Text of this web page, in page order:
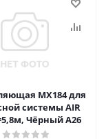
MX184 для
системы AIR
Чёрный А26